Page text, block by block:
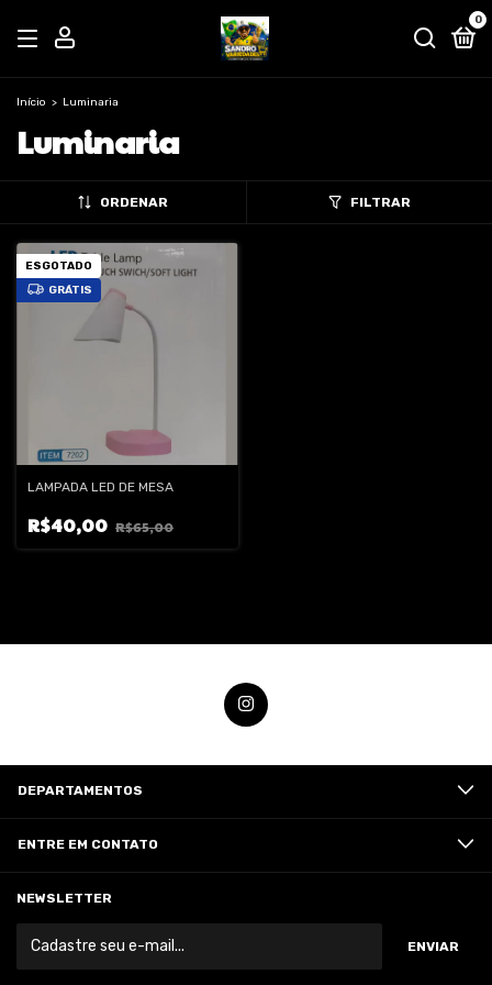
0
Início > Luminaria
Luminaria
ORDENAR FILTRAR
ESGOTADO
GRÁTIS
LAMPADA LED DE MESA
R$40,00 R$65,00
DEPARTAMENTOS
ENTRE EM CONTATO
NEWSLETTER